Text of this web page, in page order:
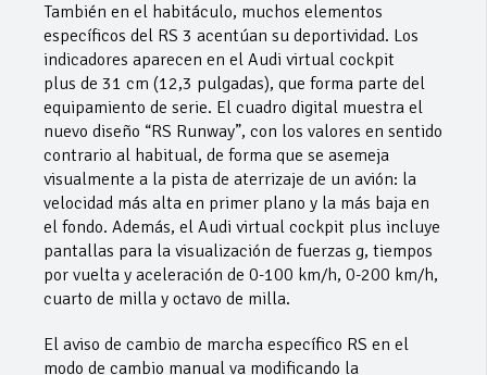
También en el habitáculo, muchos elementos
específicos del RS 3 acentúan su deportividad. Los
indicadores aparecen en el Audi virtual cockpit
plus de 31 cm (12,3 pulgadas), que forma parte del
equipamiento de serie. El cuadro digital muestra el
nuevo diseño “RS Runway”, con los valores en sentido
contrario al habitual, de forma que se asemeja
visualmente a la pista de aterrizaje de un avión: la
velocidad más alta en primer plano y la más baja en
el fondo. Además, el Audi virtual cockpit plus incluye
pantallas para la visualización de fuerzas g, tiempos
por vuelta y aceleración de 0-100 km/h, 0-200 km/h,
cuarto de milla y octavo de milla.
El aviso de cambio de marcha específico RS en el
modo de cambio manual va modificando la